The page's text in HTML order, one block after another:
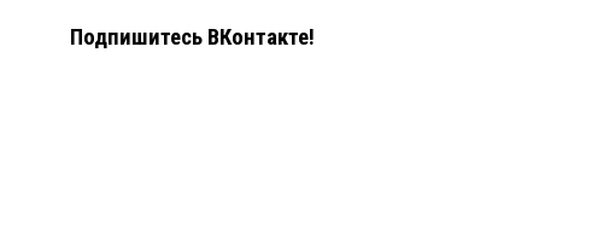
Подпишитесь ВКонтакте!